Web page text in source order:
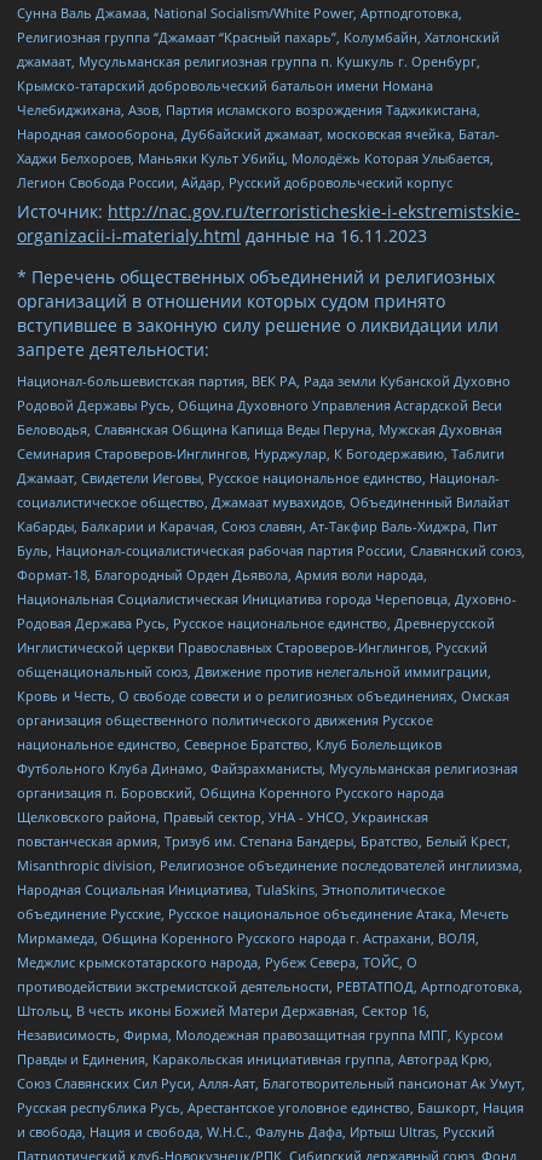
Сунна Валь Джамаа, National Socialism/White Power, Артподготовка,
Религиозная группа “Джамаат “Красный пахарь”, Колумбайн, Хатлонский
джамаат, Мусульманская религиозная группа п. Кушкуль г. Оренбург,
Крымско-татарский добровольческий батальон имени Номана
Челебиджихана, Азов, Партия исламского возрождения Таджикистана,
Народная самооборона, Дуббайский джамаат, московская ячейка, Батал-
Хаджи Белхороев, Маньяки Культ Убийц, Молодёжь Которая Улыбается,
Легион Свобода России, Айдар, Русский добровольческий корпус
Источник: http://nac.gov.ru/terroristicheskie-i-ekstremistskie-
organizacii-i-materialy.html данные на 16.11.2023
* Перечень общественных объединений и религиозных
организаций в отношении которых судом принято
вступившее в законную силу решение о ликвидации или
запрете деятельности:
Национал-большевистская партия, ВЕК РА, Рада земли Кубанской Духовно
Родовой Державы Русь, Община Духовного Управления Асгардской Веси
Беловодья, Славянская Община Капища Веды Перуна, Мужская Духовная
Семинария Староверов-Инглингов, Нурджулар, К Богодержавию, Таблиги
Джамаат, Свидетели Иеговы, Русское национальное единство, Национал-
социалистическое общество, Джамаат мувахидов, Объединенный Вилайат
Кабарды, Балкарии и Карачая, Союз славян, Ат-Такфир Валь-Хиджра, Пит
Буль, Национал-социалистическая рабочая партия России, Славянский союз,
Формат-18, Благородный Орден Дьявола, Армия воли народа,
Национальная Социалистическая Инициатива города Череповца, Духовно-
Родовая Держава Русь, Русское национальное единство, Древнерусской
Инглистической церкви Православных Староверов-Инглингов, Русский
общенациональный союз, Движение против нелегальной иммиграции,
Кровь и Честь, О свободе совести и о религиозных объединениях, Омская
организация общественного политического движения Русское
национальное единство, Северное Братство, Клуб Болельщиков
Футбольного Клуба Динамо, Файзрахманисты, Мусульманская религиозная
организация п. Боровский, Община Коренного Русского народа
Щелковского района, Правый сектор, УНА - УНСО, Украинская
повстанческая армия, Тризуб им. Степана Бандеры, Братство, Белый Крест,
Misanthropic division, Религиозное объединение последователей инглиизма,
Народная Социальная Инициатива, TulaSkins, Этнополитическое
объединение Русские, Русское национальное объединение Атака, Мечеть
Мирмамеда, Община Коренного Русского народа г. Астрахани, ВОЛЯ,
Меджлис крымскотатарского народа, Рубеж Севера, ТОЙС, О
противодействии экстремистской деятельности, РЕВТАТПОД, Артподготовка,
Штольц, В честь иконы Божией Матери Державная, Сектор 16,
Независимость, Фирма, Молодежная правозащитная группа МПГ, Курсом
Правды и Единения, Каракольская инициативная группа, Автоград Крю,
Союз Славянских Сил Руси, Алля-Аят, Благотворительный пансионат Ак Умут,
Русская республика Русь, Арестантское уголовное единство, Башкорт, Нация
и свобода, Нация и свобода, W.H.С., Фалунь Дафа, Иртыш Ultras, Русский
Патриотический клуб-Новокузнецк/РПК, Сибирский державный союз, Фонд